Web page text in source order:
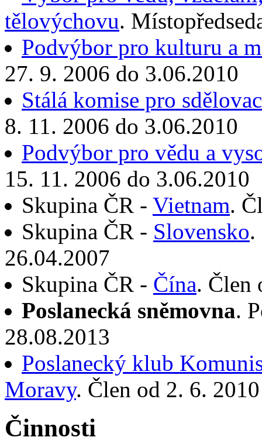
tělovýchovu.
Podvýbor pro kulturu a
27. 9. 2006 do 3.06.2010
Stálá komise pro
8. 11. 2006 do 3.06.2010
Podvýbor pro vědu a
15. 11. 2006 do 3.06.2010
Skupina ČR - Vietnam.
Skupina ČR - Slovensko.
26.04.2007
Skupina ČR - Čína. Člen
Poslanecká sněmovna.
28.08.2013
Poslanecký klub
Moravy. Člen od 2. 6.
Činnosti